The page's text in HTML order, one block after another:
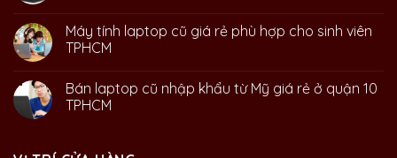
Máy tính laptop cũ giá rẻ phù hợp cho sinh viên
TPHCM
Bán laptop cũ nhập khẩu từ Mỹ giá rẻ ở quận 10
TPHCM